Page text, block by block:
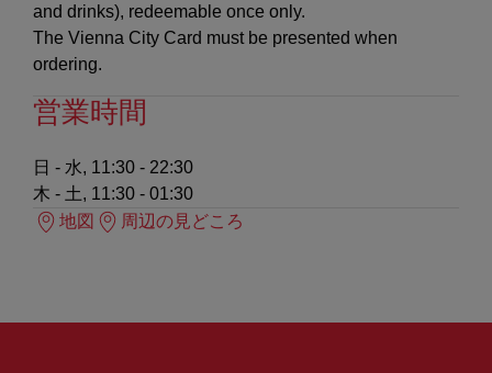
and drinks), redeemable once only.
The Vienna City Card must be presented when
ordering.
営業時間
日 - 水, 11:30 - 22:30
木 - 土, 11:30 - 01:30
地図
周辺の見どころ